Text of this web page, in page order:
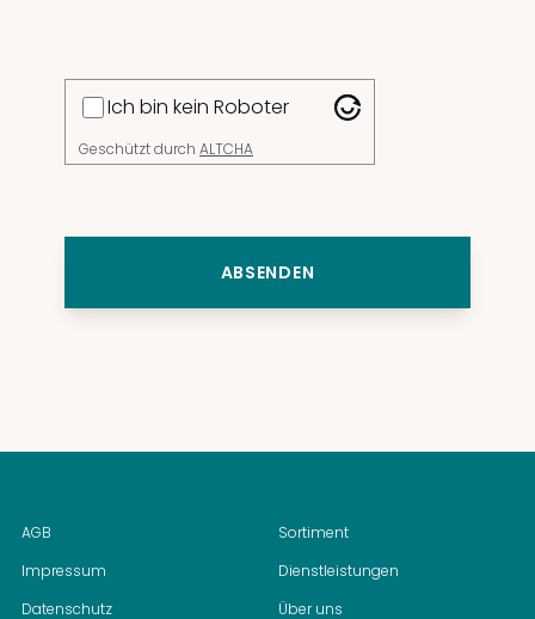
Ich bin kein Roboter
Geschützt durch ALTCHA
ABSENDEN
AGB
Impressum
Datenschutz
Sortiment
Dienstleistungen
Über uns